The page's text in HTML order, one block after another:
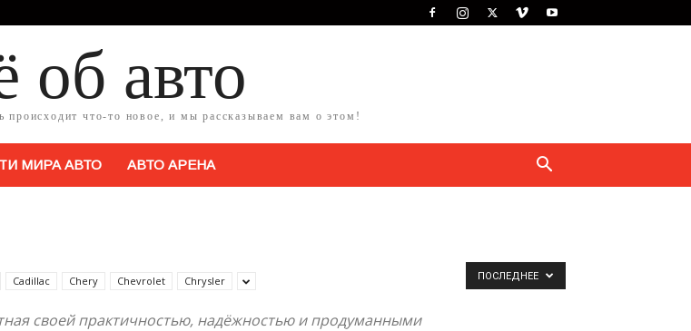
об авто
происходит что-то новое, и мы рассказываем вам о этом!
МИРА АВТО АВТО АРЕНА
Cadillac Chery Chevrolet Chrysler
своей практичностью, надёжностью и продуманными
ПОСЛЕДНЕЕ